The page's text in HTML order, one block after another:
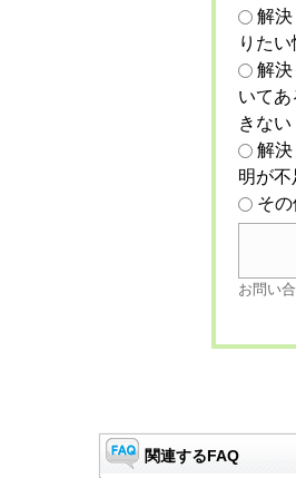
解
りた
解
いて
きない
解
明が
そ
お問い
関連するFAQ